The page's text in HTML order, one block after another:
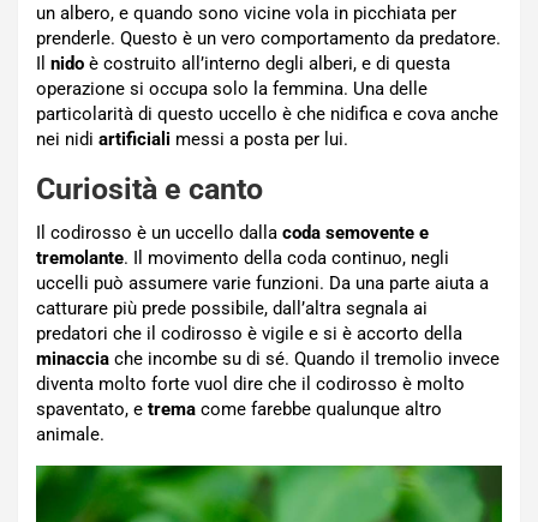
un albero, e quando sono vicine vola in picchiata per
prenderle. Questo è un vero comportamento da predatore.
Il nido è costruito all’interno degli alberi, e di questa
operazione si occupa solo la femmina. Una delle
particolarità di questo uccello è che nidifica e cova anche
nei nidi artificiali messi a posta per lui.
Curiosità e canto
Il codirosso è un uccello dalla coda semovente e
tremolante. Il movimento della coda continuo, negli
uccelli può assumere varie funzioni. Da una parte aiuta a
catturare più prede possibile, dall’altra segnala ai
predatori che il codirosso è vigile e si è accorto della
minaccia che incombe su di sé. Quando il tremolio invece
diventa molto forte vuol dire che il codirosso è molto
spaventato, e trema come farebbe qualunque altro
animale.